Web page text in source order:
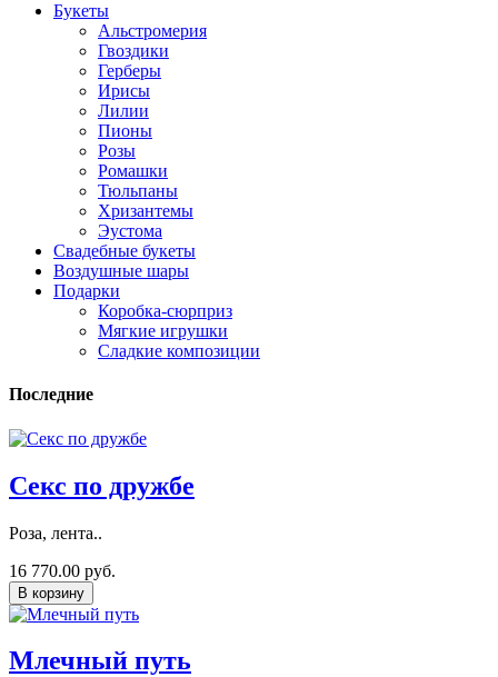
Букеты
Альстромерия
Гвоздики
Герберы
Ирисы
Лилии
Пионы
Розы
Ромашки
Тюльпаны
Хризантемы
Эустома
Свадебные букеты
Воздушные шары
Подарки
Коробка-сюрприз
Мягкие игрушки
Сладкие композиции
Последние
Секс по дружбе
Роза, лента..
16 770.00 руб.
В корзину
Млечный путь